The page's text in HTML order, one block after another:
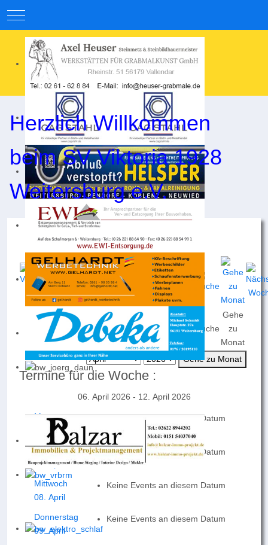
Mobile Menu Toggle
Herzlich Willkommen
beim SV Viktoria 1928
Weitersburg e.V.
Nach
Jahr
Nach
Monat Woche
HeuteSuche
Gehe
zu
Monat
Gehe zu Monat
Termine für die Woche :
06. April 2026 - 12. April 2026
Montag
06. April
Keine Events an diesem Datum
Dienstag
07. April
Keine Events an diesem Datum
Mittwoch
08. April
Keine Events an diesem Datum
Donnerstag
09. April
Keine Events an diesem Datum